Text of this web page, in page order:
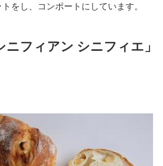
をし、コンポートにしています。
フィアン シニフィエ」